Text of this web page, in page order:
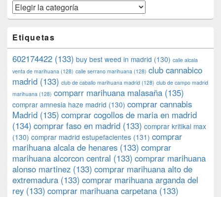
Categorías
Etiquetas
602174422 (133) buy best weed in madrid (130) calle alcala
venta de marihuana (128) calle serrano marihuana (128) club cannabico
madrid (133) club de caballo marihuana madrid (128) club de campo madrid
marihuana (128) comparr marihuana malasaña (135)
comprar amnesia haze madrid (130) comprar cannabis
Madrid (135) comprar cogollos de maria en madrid
(134) comprar faso en madrid (133) comprar kritikal max
(130) comprar madrid estupefacientes (131) comprar
marihuana alcala de henares (133) comprar
marihuana alcorcon central (133) comprar marihuana
alonso martinez (133) comprar marihuana alto de
extremadura (133) comprar marihuana arganda del
rey (133) comprar marihuana carpetana (133)